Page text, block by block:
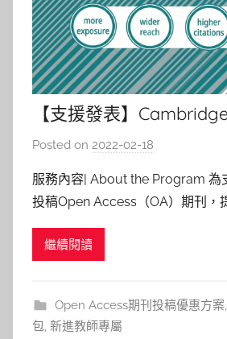
【支援發表】
Press (CUP) OA期刊投稿
Posted on 2022-02-18
林
玉
服務內容| About the Program 為
投稿Open Access（OA）期刊，
提升個人學術影響力，國立陽明交
出版社（Cambridge University
繼續閱讀
Open Access期刊投稿優惠方案,
包, 新進教師專屬